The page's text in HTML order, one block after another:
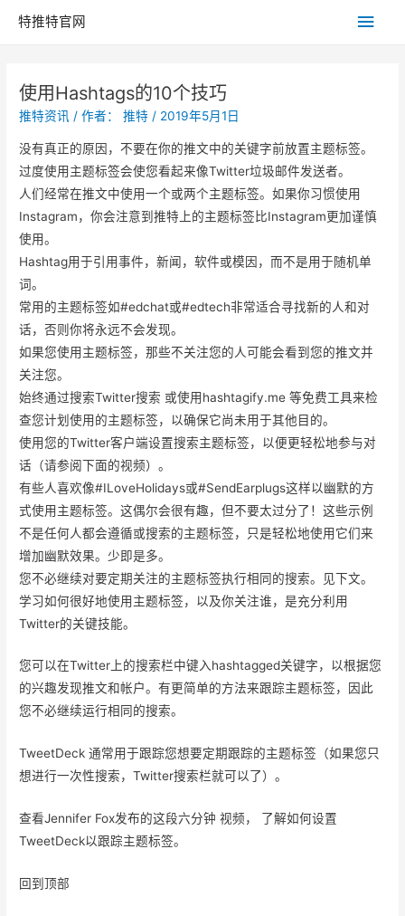
特推特官网
主
使用Hashtags的10个技巧
推特资讯 / 作者：推特 / 2019年5月1日
没有真正的原因，不要在你的推文中的关键字前放置主题标签。
过度使用主题标签会使您看起来像Twitter垃圾邮件发送者。
人们经常在推文中使用一个或两个主题标签。如果你习惯使用
Instagram，你会注意到推特上的主题标签比Instagram更加谨慎
使用。
Hashtag用于引用事件，新闻，软件或模因，而不是用于随机单
词。
常用的主题标签如#edchat或#edtech非常适合寻找新的人和对
话，否则你将永远不会发现。
如果您使用主题标签，那些不关注您的人可能会看到您的推文并
关注您。
始终通过搜索Twitter搜索 或使用hashtagify.me 等免费工具来检
查您计划使用的主题标签，以确保它尚未用于其他目的。
使用您的Twitter客户端设置搜索主题标签，以便更轻松地参与对
话（请参阅下面的视频）。
有些人喜欢像#ILoveHolidays或#SendEarplugs这样以幽默的方
式使用主题标签。这偶尔会很有趣，但不要太过分了！这些示例
不是任何人都会遵循或搜索的主题标签，只是轻松地使用它们来
增加幽默效果。少即是多。
您不必继续对要定期关注的主题标签执行相同的搜索。见下文。
学习如何很好地使用主题标签，以及你关注谁，是充分利用
Twitter的关键技能。
您可以在Twitter上的搜索栏中键入hashtagged关键字，以根据您
的兴趣发现推文和帐户。有更简单的方法来跟踪主题标签，因此
您不必继续运行相同的搜索。
TweetDeck 通常用于跟踪您想要定期跟踪的主题标签（如果您只
想进行一次性搜索，Twitter搜索栏就可以了）。
查看Jennifer Fox发布的这段六分钟 视频， 了解如何设置
TweetDeck以跟踪主题标签。
回到顶部